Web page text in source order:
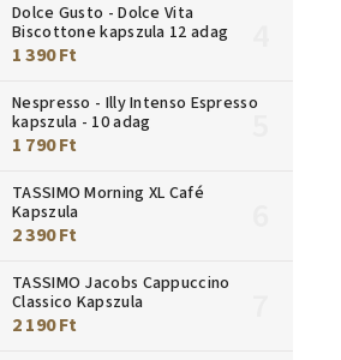
Dolce Gusto - Dolce Vita
Biscottone kapszula 12 adag
1 390 Ft
Nespresso - Illy Intenso Espresso
kapszula - 10 adag
1 790 Ft
TASSIMO Morning XL Café
Kapszula
2 390 Ft
TASSIMO Jacobs Cappuccino
Classico Kapszula
2 190 Ft